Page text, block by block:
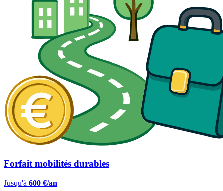
Forfait mobilités durables
Jusqu'à 600 €/an